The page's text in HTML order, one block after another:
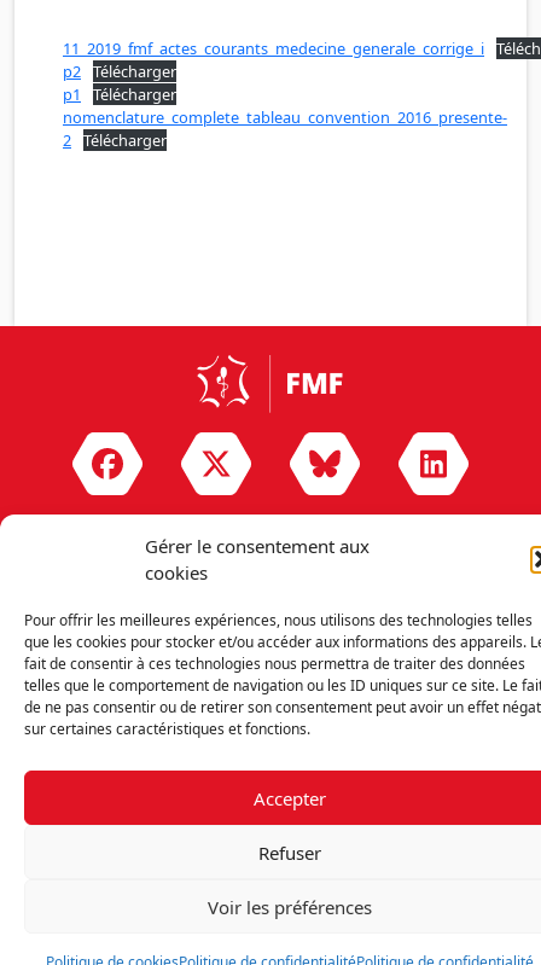
Gérer le consentement aux
cookies
Pour offrir les meilleures expériences, nous utilisons des technologies telles
que les cookies pour stocker et/ou accéder aux informations des appareils.
fait de consentir à ces technologies nous permettra de traiter des données
telles que le comportement de navigation ou les ID uniques sur ce site. Le
de ne pas consentir ou de retirer son consentement peut avoir un effet
sur certaines caractéristiques et fonctions.
Accepter
Refuser
Voir les préférences
11_2019_fmf_actes_courants_medecine_generale_corrige_i
p2 Télécharger
p1
Télécharger
nomenclature_complete_tableau_convention_2016_presente-
2 Télécharger
Découvrir la FMF
Mentions légales
Politique de confidentialité
RGPD
Nous contacter
Politique de cookies (UE)